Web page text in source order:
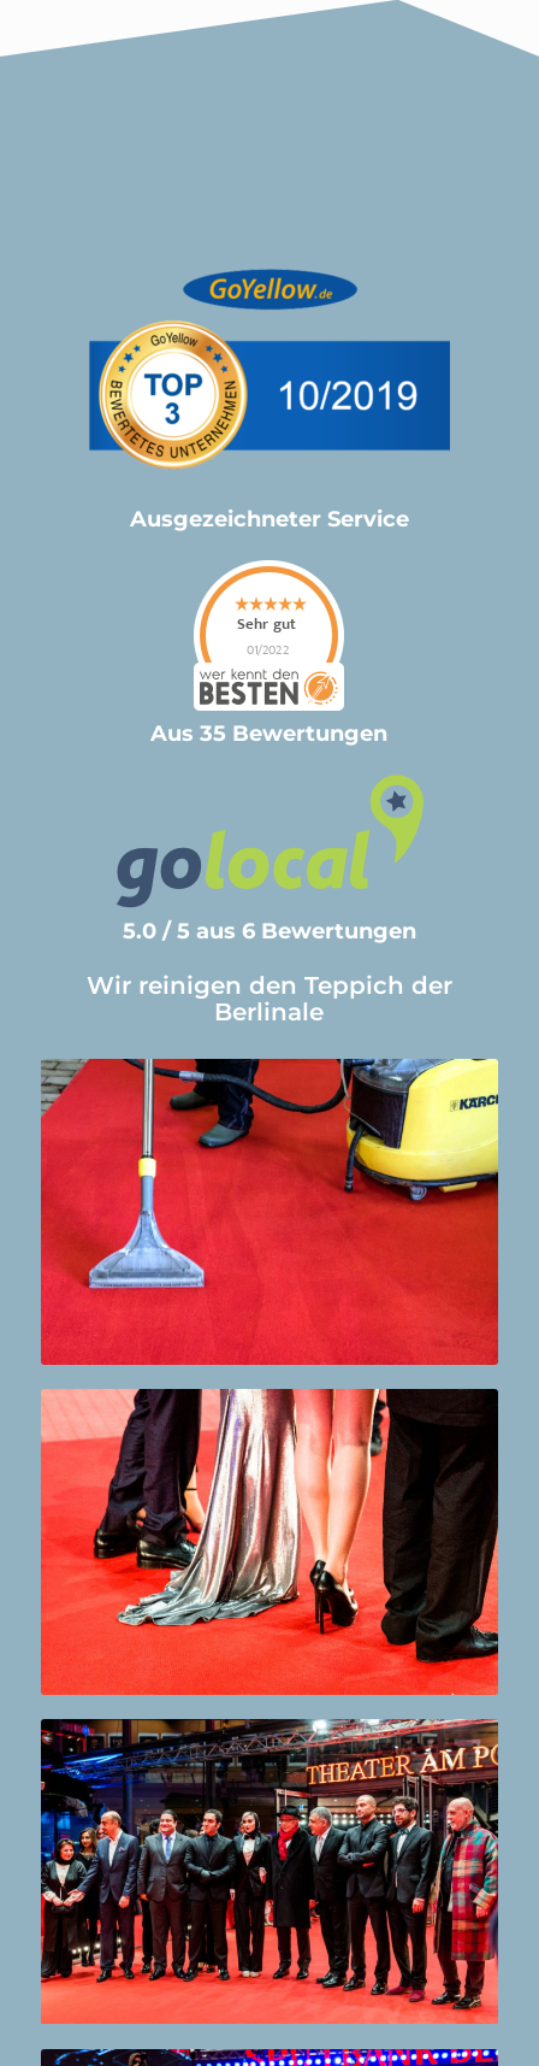
Ausgezeichneter Service
Aus 35 Bewertungen
5.0 / 5 aus 6 Bewertungen
Wir reinigen den Teppich der
Berlinale